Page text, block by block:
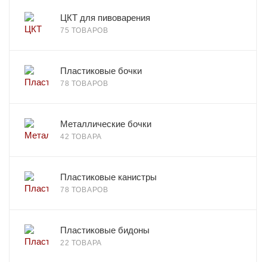
ЦКТ для пивоварения
75 ТОВАРОВ
Пластиковые бочки
78 ТОВАРОВ
Металлические бочки
42 ТОВАРА
Пластиковые канистры
78 ТОВАРОВ
Пластиковые бидоны
22 ТОВАРА